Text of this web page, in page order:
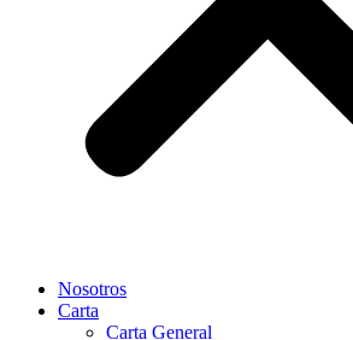
Nosotros
Carta
Carta General